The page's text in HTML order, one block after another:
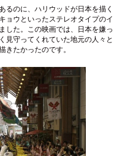
るのに、ハリウッドが日本を描く
ョウといったステレオタイプのイ
した。この映画では、日本を嫌っ
見守ってくれていた地元の人々と
きたかったのです。